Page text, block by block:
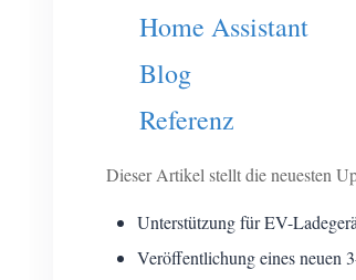
Home Assistant
Blog
Referenz
Dieser Artikel stellt die neuesten
Unterstützung für EV-
Veröffentlichung eines neuen